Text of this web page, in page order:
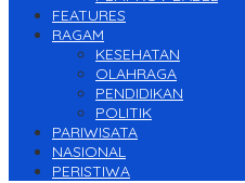
FEATURES
RAGAM
KESEHATAN
OLAHRAGA
PENDIDIKAN
POLITIK
PARIWISATA
NASIONAL
PERISTIWA